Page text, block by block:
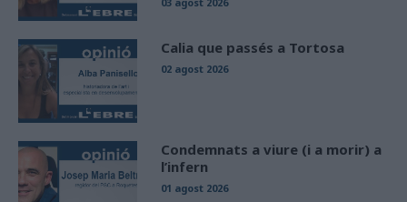
Calia que passés a Tortosa
02 agost 2026
Condemnats a viure (i a morir) a
l’infern
01 agost 2026